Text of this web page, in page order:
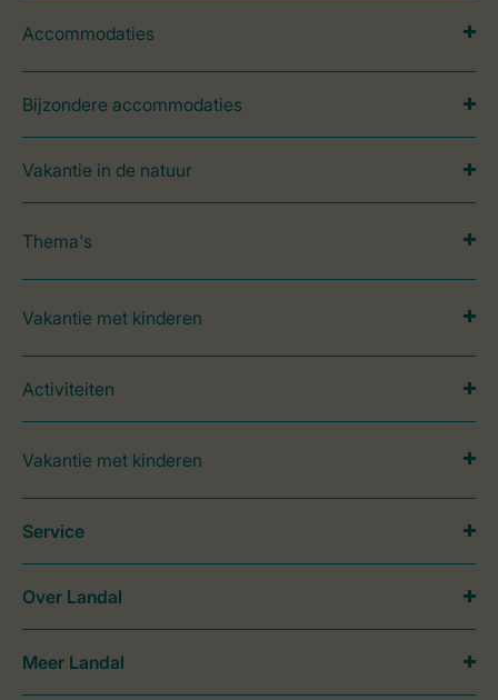
Accommodaties
Bijzondere accommodaties
Vakantie in de natuur
Thema's
Vakantie met kinderen
Activiteiten
Vakantie met kinderen
Service
Over Landal
Meer Landal